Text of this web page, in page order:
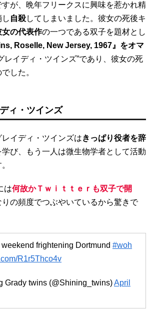
が、晩年フリークスに興味を惹かれ精
自殺してしまいました。彼女の死後キ
女の代表作の一つである双子を題材とし
Roselle, New Jersey, 1967』をオマ
レイディ・ツインズ”であり、彼女の死
した。
ィ・ツインズ
イディ・ツインズはきっぱり役者を辞
学び、もう一人は微生物学者として活動
は何故かＴｗｉｔｔｅｒも双子で開
の頻度でつぶやいているから驚きで
frightening Dortmund #woh
R1r5Thco4v
twins (@Shining_twins)April